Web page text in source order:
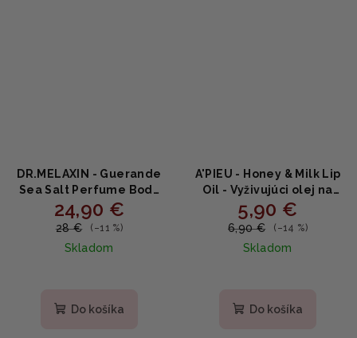
DR.MELAXIN - Guerande
Sea Salt Perfume Body
Scrub Coral Rose - Soľný
telový peeling s ružovou
kyselinami 450g
24,90 €
28 € (–11 %)
Skladom
Do košíka
A'PIEU - Honey & Milk Lip
Oil - Vyživujúci olej na
pery s medovým
extraktom 5g
5,90 €
6,90 € (–14 %)
Skladom
Do košíka